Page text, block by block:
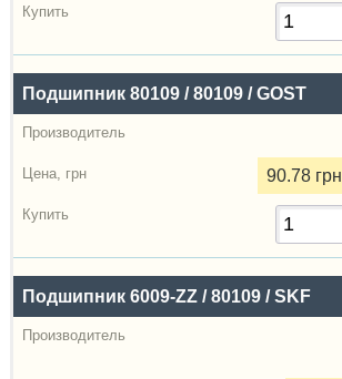
Подшипник 80109 / 80109 / GOST
90.78 грн
Подшипник 6009-ZZ / 80109 / SKF